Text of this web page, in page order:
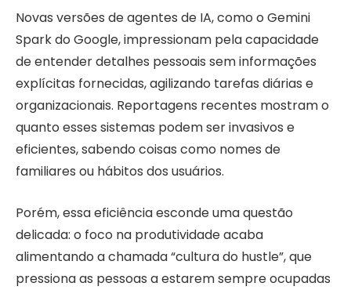
Novas versões de agentes de IA, como o Gemini
Spark do Google, impressionam pela capacidade
de entender detalhes pessoais sem informações
explícitas fornecidas, agilizando tarefas diárias e
organizacionais. Reportagens recentes mostram o
quanto esses sistemas podem ser invasivos e
eficientes, sabendo coisas como nomes de
familiares ou hábitos dos usuários.
Porém, essa eficiência esconde uma questão
delicada: o foco na produtividade acaba
alimentando a chamada “cultura do hustle”, que
pressiona as pessoas a estarem sempre ocupadas